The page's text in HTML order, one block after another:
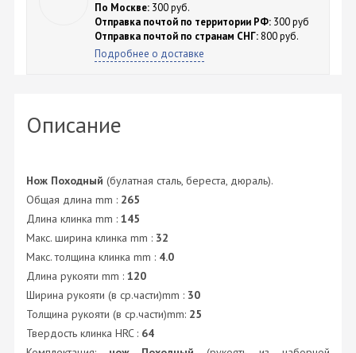
По Москве: 300 руб.
Отправка почтой по территории РФ: 300 руб
Отправка почтой по странам СНГ: 800 руб.
Подробнее о доставке
Описание
Нож Походный (булатная сталь, береста, дюраль).
Общая длина mm : 265
Длина клинка mm : 145
Макс. ширина клинка mm : 32
Макс. толщина клинка mm : 4.0
Длина рукояти mm : 120
Ширина рукояти (в ср.части)mm : 30
Толщина рукояти (в ср.части)mm: 25
Твердость клинка HRC : 64